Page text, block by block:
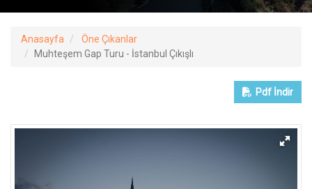
Anasayfa
Öne Çıkanlar
Muhteşem Gap Turu - İstanbul Çıkışlı
Pdf İndir